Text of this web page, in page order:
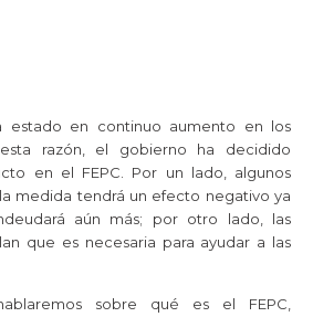
estado en continuo aumento en los
razón, el gobierno ha decidido
en el FEPC. Por un lado, algunos
medida tendrá un efecto negativo ya
aún más; por otro lado, las
que es necesaria para ayudar a las
sobre qué es el FEPC,